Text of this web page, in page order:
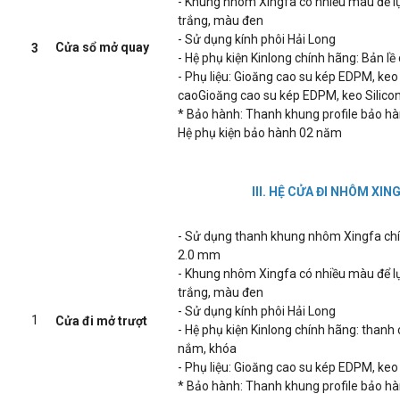
3 Cửa sổ mở quay
trắng, màu đen
- Sử dụng kính phôi Hải Long
- Hệ phụ kiện Kinlong chính hãng: Bản
- Phụ liệu: Gioăng cao su kép EDPM,
caoGioăng cao su kép EDPM, keo
* Bảo hành: Thanh khung profile bảo
Hệ phụ kiện bảo hành 02 năm
III. HỆ CỬA ĐI NHÔM
1 Cửa đi mở trượt
- Sử dụng thanh khung nhôm Xingfa
2.0 mm
- Khung nhôm Xingfa có nhiều màu để
trắng, màu đen
- Sử dụng kính phôi Hải Long
- Hệ phụ kiện Kinlong chính hãng:
nắm, khóa
- Phụ liệu: Gioăng cao su kép EDPM,
* Bảo hành: Thanh khung profile bảo